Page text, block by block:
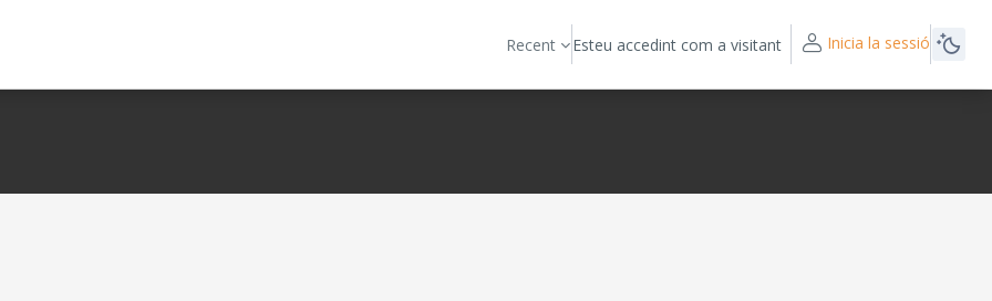
Recent Esteu accedint com a visitant Inicia la sessió